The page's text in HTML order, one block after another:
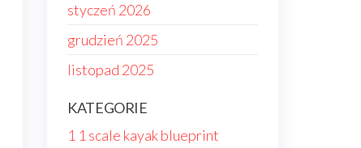
styczeń 2026
grudzień 2025
listopad 2025
KATEGORIE
1 1 scale kayak blueprint